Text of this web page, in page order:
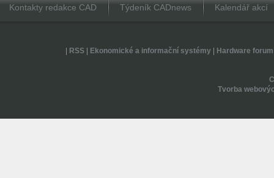
Kontakty redakce CAD Týdeník CADnews Kalendář akcí
RSS| Ekonomické a informační systémy| Hardware forum
Tvorba